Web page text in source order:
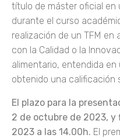
título de máster oficial en
durante el curso
realización de un TFM
con la Calidad o la
alimentario, entendida
obtenido una calificación
El plazo para la
2 de octubre de 2023, y
2023 a las 14.00h. El